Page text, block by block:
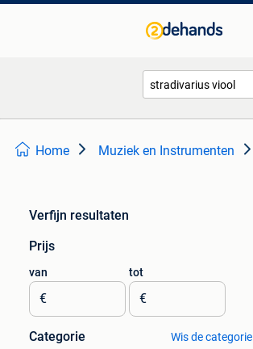
Home Muziek en Instrumenten
Verfijn resultaten
Prijs
van
€
tot
€
Categorie Wis de categorie